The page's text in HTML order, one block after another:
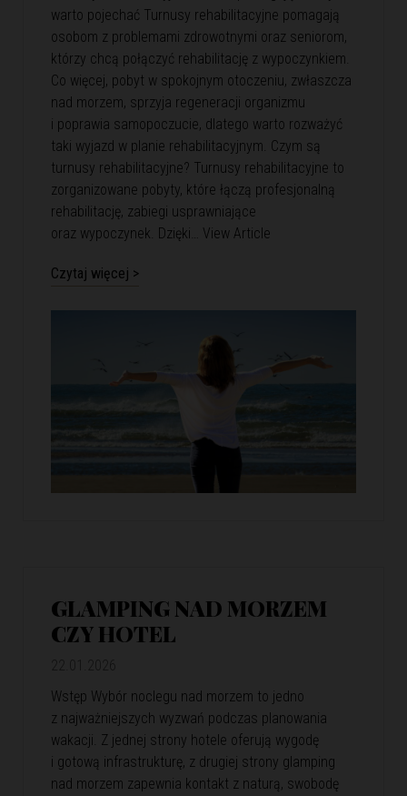
warto pojechać Turnusy rehabilitacyjne pomagają
osobom z problemami zdrowotnymi oraz seniorom,
którzy chcą połączyć rehabilitację z wypoczynkiem.
Co więcej, pobyt w spokojnym otoczeniu, zwłaszcza
nad morzem, sprzyja regeneracji organizmu
i poprawia samopoczucie, dlatego warto rozważyć
taki wyjazd w planie rehabilitacyjnym. Czym są
turnusy rehabilitacyjne? Turnusy rehabilitacyjne to
zorganizowane pobyty, które łączą profesjonalną
rehabilitację, zabiegi usprawniające
oraz wypoczynek. Dzięki… View Article
Czytaj więcej >
GLAMPING NAD MORZEM
CZY HOTEL
Wstęp Wybór noclegu nad morzem to jedno
z najważniejszych wyzwań podczas planowania
wakacji. Z jednej strony hotele oferują wygodę
i gotową infrastrukturę, z drugiej strony glamping
nad morzem zapewnia kontakt z naturą, swobodę